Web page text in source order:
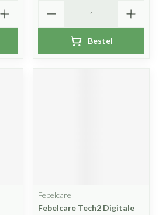
Bestel
Febelcare
Febelcare Tech2 Digitale